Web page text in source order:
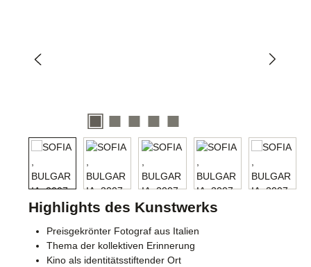
Highlights des Kunstwerks
Preisgekrönter Fotograf aus Italien
Thema der kollektiven Erinnerung
Kino als identitätsstiftender Ort